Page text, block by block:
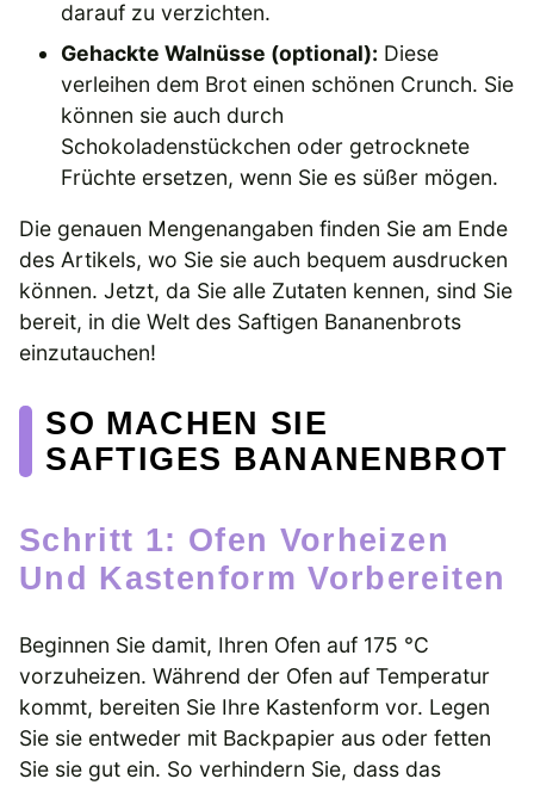
darauf zu verzichten.
Gehackte Walnüsse (optional): Diese
verleihen dem Brot einen schönen Crunch. Sie
können sie auch durch
Schokoladenstückchen oder getrocknete
Früchte ersetzen, wenn Sie es süßer mögen.
Die genauen Mengenangaben finden Sie am Ende
des Artikels, wo Sie sie auch bequem ausdrucken
können. Jetzt, da Sie alle Zutaten kennen, sind Sie
bereit, in die Welt des Saftigen Bananenbrots
einzutauchen!
SO MACHEN SIE
SAFTIGES BANANENBROT
Schritt 1: Ofen Vorheizen
Und Kastenform Vorbereiten
Beginnen Sie damit, Ihren Ofen auf 175 °C
vorzuheizen. Während der Ofen auf Temperatur
kommt, bereiten Sie Ihre Kastenform vor. Legen
Sie sie entweder mit Backpapier aus oder fetten
Sie sie gut ein. So verhindern Sie, dass das